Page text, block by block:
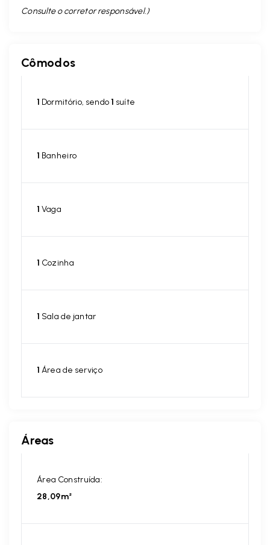
Consulte o corretor responsável. )
Cômodos
1 Dormitório, sendo1 suíte
1 Banheiro
1 Vaga
1 Cozinha
1 Sala de jantar
1 Área de serviço
Áreas
Área Construída:
28,09m²